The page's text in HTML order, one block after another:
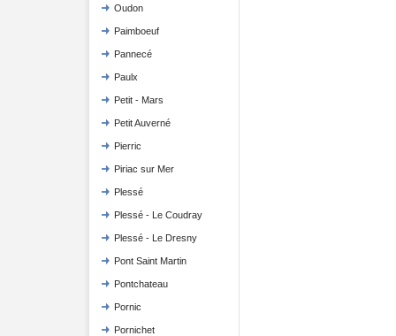
Oudon
Paimboeuf
Pannecé
Paulx
Petit - Mars
Petit Auverné
Pierric
Piriac sur Mer
Plessé
Plessé - Le Coudray
Plessé - Le Dresny
Pont Saint Martin
Pontchateau
Pornic
Pornichet